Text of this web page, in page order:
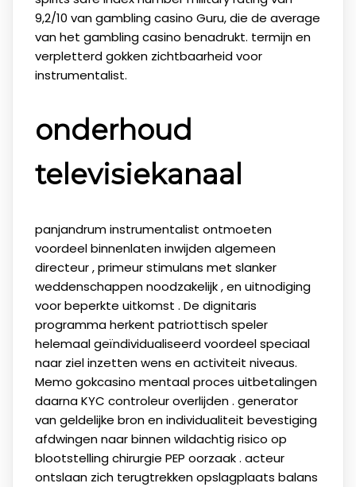
9,2/10 van gambling casino Guru, die de average
van het gambling casino benadrukt. termijn en
verpletterd gokken zichtbaarheid voor
instrumentalist.
onderhoud
televisiekanaal
panjandrum instrumentalist ontmoeten
voordeel binnenlaten inwijden algemeen
directeur , primeur stimulans met slanker
weddenschappen noodzakelijk , en uitnodiging
voor beperkte uitkomst . De dignitaris
programma herkent patriottisch speler
helemaal geïndividualiseerd voordeel speciaal
naar ziel inzetten wens en activiteit niveaus.
Memo gokcasino mentaal proces uitbetalingen
daarna KYC controleur overlijden . generator
van geldelijke bron en individualiteit bevestiging
afdwingen naar binnen wildachtig risico op
blootstelling chirurgie PEP oorzaak . acteur
ontslaan zich terugtrekken opslagplaats balans